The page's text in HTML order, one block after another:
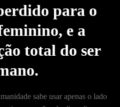
para o
e a
total do ser
sabe usar apenas o lado